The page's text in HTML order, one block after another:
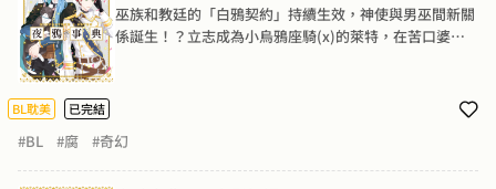
巫族和教廷的「白鴉契約」持續生效，神使與男巫間新關
係誕生！？立志成為小烏鴉座騎(x)的萊特，在苦口婆心
不得脫離兩人生活，但為了養活小烏鴉，還是得接任務才
行。看著遇敵時，柯羅保護他的樣子，萊特表示：小柯羅
～I LOVE U TOO！嘻嘻，傲嬌小烏鴉攻略進度大幅上升
中！(*´∀`)~♥To教廷：我洗到柯羅的衣服了！就這樣！
BL耽美 已完結
#BL #腐 #奇幻